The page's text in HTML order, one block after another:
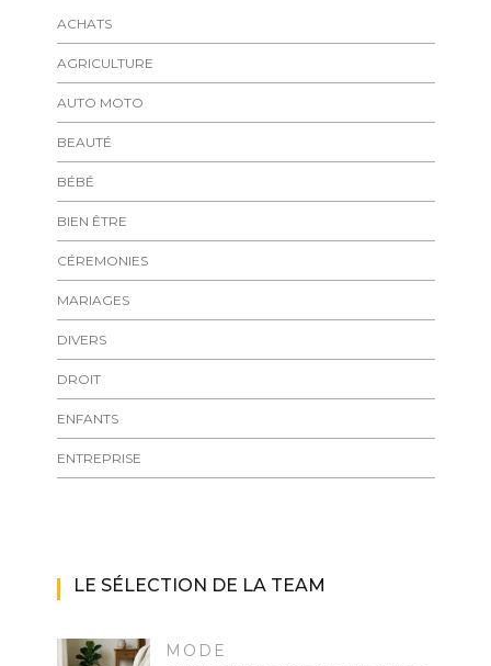
ACHATS
AGRICULTURE
AUTO MOTO
BEAUTÉ
BÉBÉ
BIEN ÊTRE
CÉREMONIES
MARIAGES
DIVERS
DROIT
ENFANTS
ENTREPRISE
LE SÉLECTION DE LA TEAM
MODE